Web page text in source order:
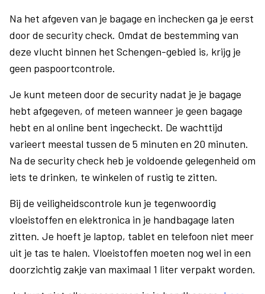
Na het afgeven van je bagage en inchecken ga je eerst
door de security check. Omdat de bestemming van
deze vlucht binnen het Schengen-gebied is, krijg je
geen paspoortcontrole.
Je kunt meteen door de security nadat je je bagage
hebt afgegeven, of meteen wanneer je geen bagage
hebt en al online bent ingecheckt. De wachttijd
varieert meestal tussen de 5 minuten en 20 minuten.
Na de security check heb je voldoende gelegenheid om
iets te drinken, te winkelen of rustig te zitten.
Bij de veiligheidscontrole kun je tegenwoordig
vloeistoffen en elektronica in je handbagage laten
zitten. Je hoeft je laptop, tablet en telefoon niet meer
uit je tas te halen. Vloeistoffen moeten nog wel in een
doorzichtig zakje van maximaal 1 liter verpakt worden.